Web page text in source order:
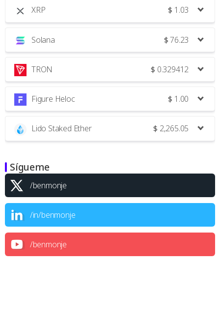
XRP $ 1.03
Solana $76.23
TRON $ 0.329412
Figure Heloc $ 1.00
Lido Staked Ether $ 2,265.05
Sígueme
/benmonje
/in/benmonje
/benmonje